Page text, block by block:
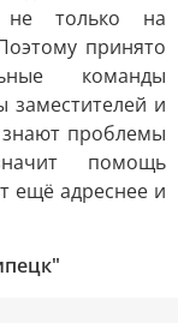
не только на
принято
команды
заместителей и
знают проблемы
помощь
ещё адреснее и